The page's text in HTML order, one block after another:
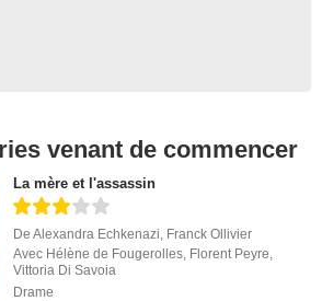
venant de commencer
La mère et l'assassin
DeAlexandra Echkenazi, Franck Ollivier
Avec Hélène de Fougerolles, Florent Peyre,
Vittoria Di Savoia
Drame